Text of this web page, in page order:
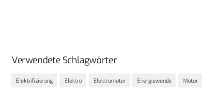
Verwendete Schlagwörter
Elektrifizierung Elektro Elektromotor Energiewende Motor